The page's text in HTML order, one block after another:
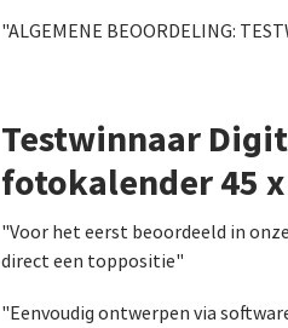
"ALGEMENE BEOORDELING:
Testwinnaar
fotokalender 45
"Voor het eerst beoordeeld in
direct een toppositie"
"Eenvoudig ontwerpen via